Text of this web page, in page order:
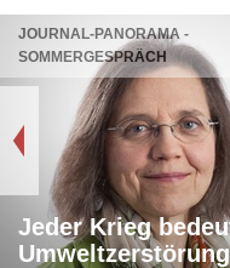
JOURNAL-PANORAMA -
SOMMERGESPRÄCH
Jeder Krieg
Umweltzerstörung